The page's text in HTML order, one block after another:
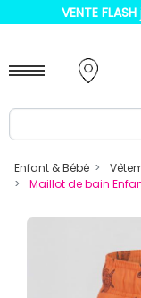
VENTE FLASH
Enfant & Bébé
Maillot de bain